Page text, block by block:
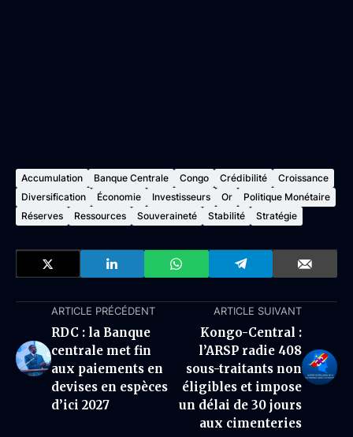
Accumulation Banque Centrale Congo Crédibilité
Croissance
Diversification
Économie Investisseurs Or
Politique Monétaire
Réserves
Ressources Souveraineté Stabilité Stratégie
ARTICLE PRÉCÉDENT
RDC : la Banque
centrale met fin
aux paiements en
devises en espèces
d’ici 2027
ARTICLE SUIVANT
Kongo-Central :
l’ARSP radie 408
sous-traitants non
éligibles et impose
un délai de 30 jours
aux cimenteries